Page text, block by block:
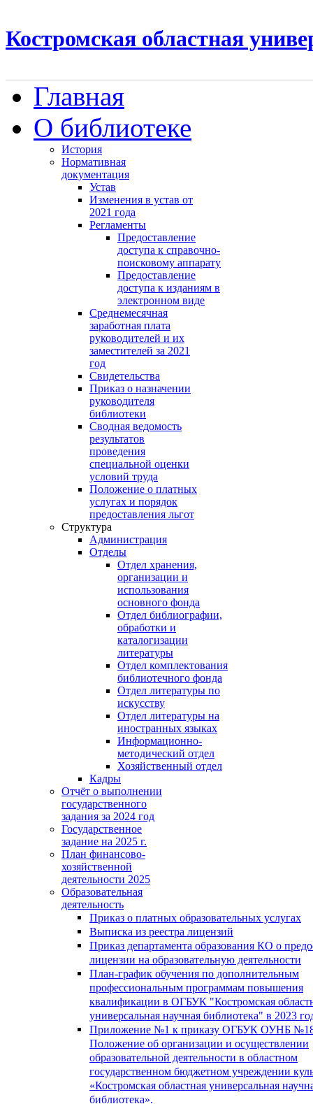
Костромская областная
Главная
О библиотеке
История
Нормативная
документация
Устав
Изменения в устав от
2021 года
Регламенты
Предоставление
доступа к справочно-
поисковому аппарату
Предоставление
доступа к изданиям в
электронном виде
Среднемесячная
заработная плата
руководителей и их
заместителей за 2021
год
Свидетельства
Приказ о назначении
руководителя
библиотеки
Сводная ведомость
результатов
проведения
специальной оценки
условий труда
Положение о платных
услугах и порядок
предоставления льгот
Структура
Администрация
Отделы
Отдел хранения,
организации и
использования
основного фонда
Отдел библиографии,
обработки и
каталогизации
литературы
Отдел комплектования
библиотечного фонда
Отдел литературы по
искусству
Отдел литературы на
иностранных языках
Информационно-
методический отдел
Хозяйственный отдел
Кадры
Отчёт о выполнении
государственного
задания за 2024 год
Государственное
задание на 2025 г.
План финансово-
хозяйственной
деятельности 2025
Образовательная
деятельность
Приказ о платных образовательных услугах
Выписка из реестра лицензий
Приказ департамента образования КО о
лицензии на образовательную деятельности
План-график обучения по дополнительным
профессиональным программам повышения
квалификации в ОГБУК "Костромская
универсальная научная библиотека" в 2023
Приложение №1 к приказу ОГБУК ОУНБ
Положение об организации и осуществлении
образовательной деятельности в областном
государственном бюджетном учреждении
«Костромская областная универсальная
библиотека».